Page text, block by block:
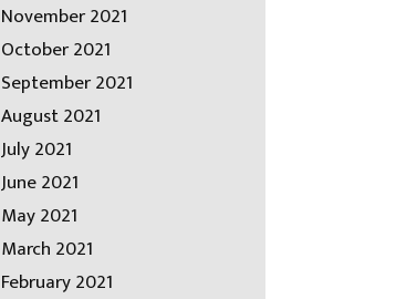
November 2021
October 2021
September 2021
August 2021
July 2021
June 2021
May 2021
March 2021
February 2021